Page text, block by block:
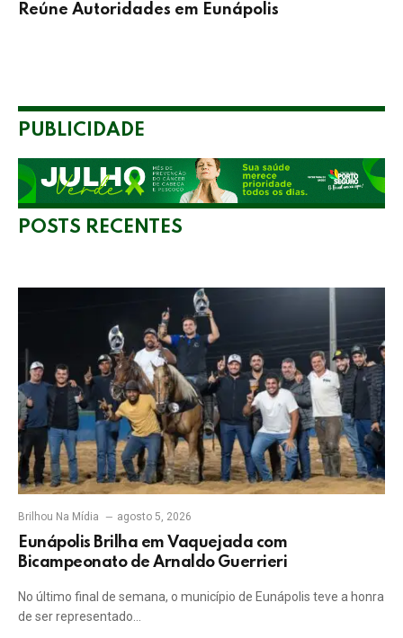
Reúne Autoridades em Eunápolis
PUBLICIDADE
POSTS RECENTES
Brilhou Na Mídia agosto 5, 2026
Eunápolis Brilha em Vaquejada com
Bicampeonato de Arnaldo Guerrieri
No último final de semana, o município de Eunápolis teve a honra
de ser representado…